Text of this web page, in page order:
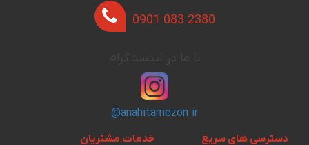
0901 083 2380
@anahitamezon.ir
دسترسی های سریع
خدمات مشتریان